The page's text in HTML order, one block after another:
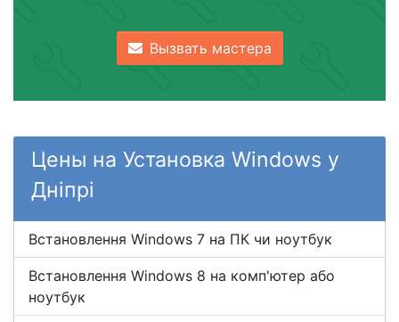
Вызвать мастера
Цены на Установка Windows у
Дніпрі
Встановлення Windows 7 на ПК чи ноутбук
Встановлення Windows 8 на комп'ютер або
ноутбук